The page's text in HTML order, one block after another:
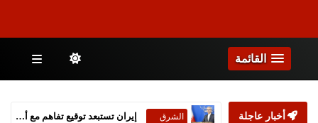
القائمة
أخبار عاجلة
الشرق
إيران تستبعد توقيع تفاهم مع أميركا خلال 24 ساعة